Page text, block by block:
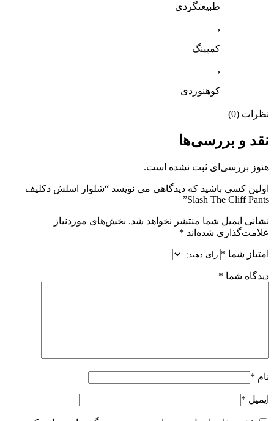
طبیعتگردی
,
کمپینگ
,
کوهنوردی
نظرات (0)
نقد و بررسی‌ها
هنوز بررسی‌ای ثبت نشده است.
اولین کسی باشید که دیدگاهی می نویسد “شلوار اسلش دکلیف
Slash The Cliff Pants”
نشانی ایمیل شما منتشر نخواهد شد. بخش‌های موردنیاز
علامت‌گذاری شده‌اند *
امتیاز شما *
دیدگاه شما *
نام *
ایمیل *